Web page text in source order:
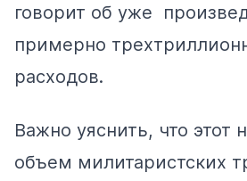
говорит об уже
примерно
расходов.
Важно уяснить, что этот
объем милитаристских